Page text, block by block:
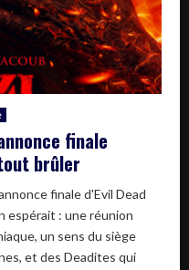
finale
brûler
finale d'Evil Dead
espérait : une réunion
un sens du siège
et des Deadites qui